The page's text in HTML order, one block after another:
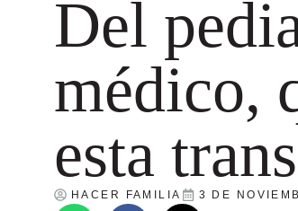
Del
médico,
esta
HACER FAMILIA 3 DE